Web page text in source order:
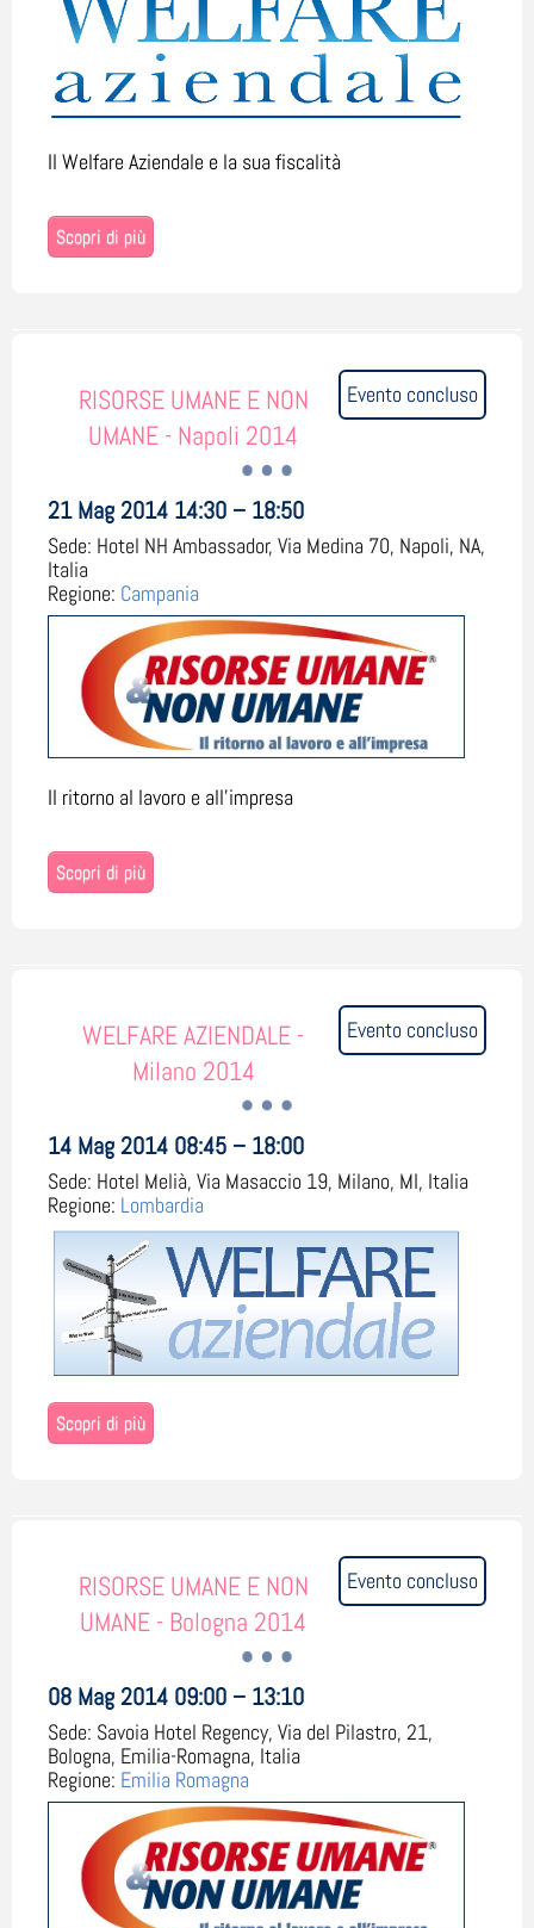
Il Welfare Aziendale e la sua fiscalità
Scopri di più
Evento concluso
RISORSE UMANE E NON
UMANE - Napoli 2014
21 Mag 2014 14:30 – 18:50
Sede: Hotel NH Ambassador, Via Medina 70, Napoli, NA,
Italia
Regione: Campania
Il ritorno al lavoro e all'impresa
Scopri di più
Evento concluso
WELFARE AZIENDALE -
Milano 2014
14 Mag 2014 08:45 – 18:00
Sede: Hotel Melià, Via Masaccio 19, Milano, MI, Italia
Regione: Lombardia
Scopri di più
Evento concluso
RISORSE UMANE E NON
UMANE - Bologna 2014
08 Mag 2014 09:00 – 13:10
Sede: Savoia Hotel Regency, Via del Pilastro, 21,
Bologna, Emilia-Romagna, Italia
Regione: Emilia Romagna